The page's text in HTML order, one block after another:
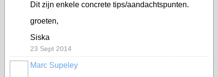
Dit zijn enkele concrete tips/aandachtspunten.
groeten,
Siska
23 Sept 2014
Marc Supeley